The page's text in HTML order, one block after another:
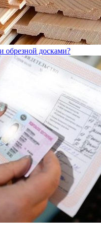
обрезной досками?